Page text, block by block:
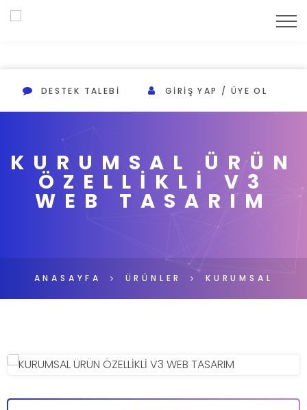
DESTEK TALEBI GIRIŞ YAP / ÜYE OL
KURUMSAL ÜRÜN
ÖZELLİKLİ V3
WEB TASARIM
ANASAYFA ÜRÜNLER KURUMSAL